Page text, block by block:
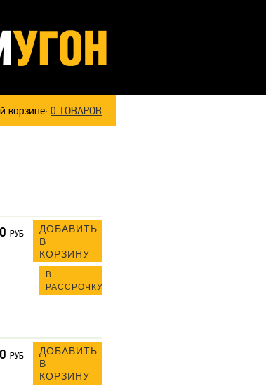
корзине: 0 ТОВАРОВ
РУБ
ДОБАВИТЬ
В
КОРЗИНУ
В
РАССРОЧКУ
РУБ
ДОБАВИТЬ
В
КОРЗИНУ